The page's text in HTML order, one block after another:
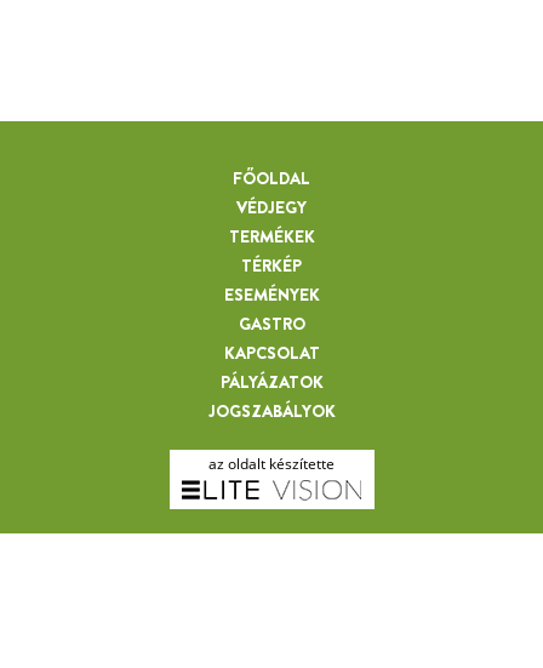
FŐOLDAL
VÉDJEGY
TERMÉKEK
TÉRKÉP
ESEMÉNYEK
GASTRO
KAPCSOLAT
PÁLYÁZATOK
JOGSZABÁLYOK
az oldalt készítette